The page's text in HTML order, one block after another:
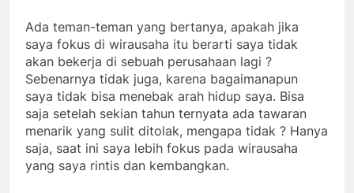
Ada teman-teman yang bertanya, apakah jika
saya fokus di wirausaha itu berarti saya tidak
akan bekerja di sebuah perusahaan lagi ?
Sebenarnya tidak juga, karena bagaimanapun
saya tidak bisa menebak arah hidup saya. Bisa
saja setelah sekian tahun ternyata ada tawaran
menarik yang sulit ditolak, mengapa tidak ? Hanya
saja, saat ini saya lebih fokus pada wirausaha
yang saya rintis dan kembangkan.